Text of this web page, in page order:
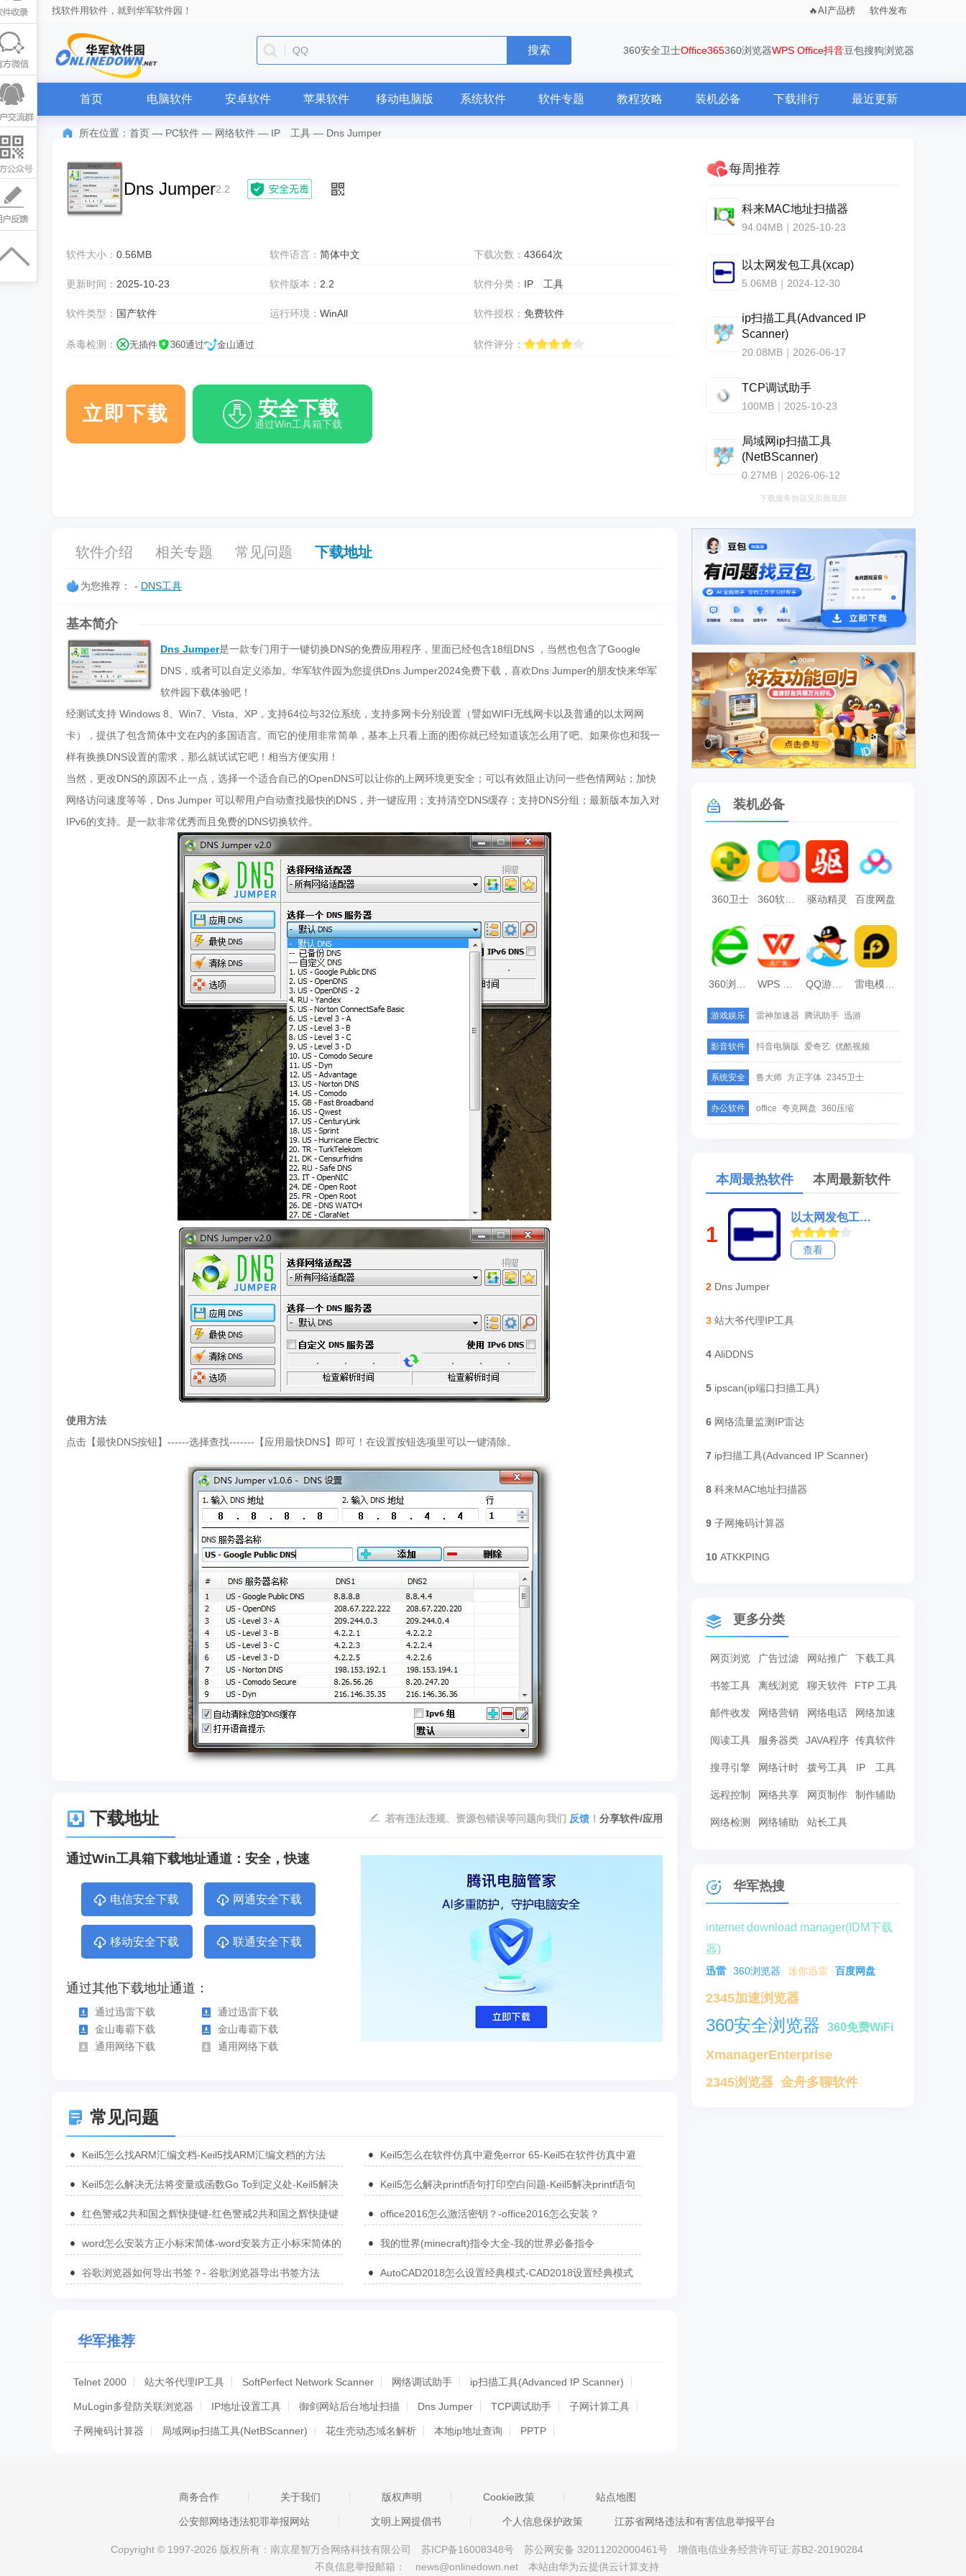
找软件用软件，就到华军软件园！ AI产品榜 软件发布
QQ 搜索 360安全卫士Office365360浏览器WPS Office抖音豆包搜狗浏览器
首页 电脑软件 安卓软件 苹果软件 移动电脑版 系统软件 软件专题 教程攻略 装机必备 下载排行 最近更新
所在位置： 首页 — PC软件 — 网络软件 — IP 工具 — Dns Jumper
Dns Jumper2.2
软件大小： 0.56MB 软件语言：简体中文 下载次数： 43664次
更新时间： 2025-10-23 软件版本： 2.2 软件分类： IP 工具
软件类型： 国产软件 运行环境：WinAll 软件授权： 免费软件
杀毒检测： 无插件 360通过 金山通过 软件评分：
立即下载 安全下载
通过Win工具箱下载
每周推荐
科来MAC地址扫描器
94.04MB｜2025-10-23
以太网发包工具(xcap)
5.06MB｜2024-12-30
ip扫描工具(Advanced IP
Scanner)
20.08MB｜2026-06-17
TCP调试助手
100MB｜2025-10-23
局域网ip扫描工具
(NetBScanner)
0.27MB｜2026-06-12
下载服务协议见页面底部
软件介绍 相关专题 常见问题 下载地址
为您推荐： - DNS工具
基本简介
Dns Jumper是一款专门用于一键切换DNS的免费应用程序，里面已经包含18组DNS ，当然也包含了Google
DNS，或者可以自定义添加。华军软件园为您提供Dns Jumper2024免费下载，喜欢Dns Jumper的朋友快来华军
软件园下载体验吧！
经测试支持 Windows 8、Win7、Vista、XP，支持64位与32位系统，支持多网卡分别设置（譬如WIFI无线网卡以及普通的以太网网
卡），提供了包含简体中文在内的多国语言。而它的使用非常简单，基本上只看上面的图你就已经知道该怎么用了吧。如果你也和我一
样有换换DNS设置的需求，那么就试试它吧！相当方便实用！
当然，更改DNS的原因不止一点，选择一个适合自己的OpenDNS可以让你的上网环境更安全；可以有效阻止访问一些色情网站；加快
网络访问速度等等，Dns Jumper 可以帮用户自动查找最快的DNS，并一键应用；支持清空DNS缓存；支持DNS分组；最新版本加入对
IPv6的支持。是一款非常优秀而且免费的DNS切换软件。
使用方法
点击【最快DNS按钮】------选择查找-------【应用最快DNS】即可！在设置按钮选项里可以一键清除。
下载地址 分享软件/应用
若有违法违规、资源包错误等问题向我们 反馈 ！
通过Win工具箱下载地址通道：安全，快速
电信安全下载 网通安全下载
移动安全下载 联通安全下载
通过其他下载地址通道：
通过迅雷下载
通过迅雷下载
金山毒霸下载
金山毒霸下载
通用网络下载
通用网络下载
常见问题
Keil5怎么找ARM汇编文档-Keil5找ARM汇编文档的方法
Keil5怎么在软件仿真中避免error 65-Keil5在软件仿真中避
Keil5怎么解决无法将变量或函数Go To到定义处-Keil5解决
Keil5怎么解决printf语句打印空白问题-Keil5解决printf语句
红色警戒2共和国之辉快捷键-红色警戒2共和国之辉快捷键
office2016怎么激活密钥？-office2016怎么安装？
word怎么安装方正小标宋简体-word安装方正小标宋简体的
我的世界(minecraft)指令大全-我的世界必备指令
谷歌浏览器如何导出书签？- 谷歌浏览器导出书签方法
AutoCAD2018怎么设置经典模式-CAD2018设置经典模式
华军推荐
Telnet 2000 站大爷代理IP工具 SoftPerfect Network Scanner 网络调试助手 ip扫描工具(Advanced IP Scanner)
MuLogin多登防关联浏览器 IP地址设置工具 御剑网站后台地址扫描 Dns Jumper TCP调试助手 子网计算工具
子网掩码计算器 局域网ip扫描工具(NetBScanner) 花生壳动态域名解析 本地ip地址查询 PPTP
ping检测工具(Friendly Pinger) SuperScan ATKKPING 批量IP查询 Winsock专家(抓包工具)
鑫河IP自动更换器 一键设置DNS Socket Client Tester Massscan Best Trace HiDiscovery
AliDDNS IP Setting Tool Whois查询 IP对讲机设备扫描配置工具 低调点扫描器 DNS优选工具
广告
广告
装机必备
360卫士 360软件管家 驱动精灵 百度网盘
雷电模拟器
游戏娱乐 雷神加速器 腾讯助手 迅游
影音软件 抖音电脑版 爱奇艺 优酷视频
系统安全 鲁大师 方正字体 2345卫士
办公软件 office 夸克网盘 360压缩
本周最热软件 本周最新软件
1
以太网发包工具(xcap)
查看
2 Dns Jumper
3 站大爷代理IP工具
4 AliDDNS
5 ipscan(ip端口扫描工具)
6 网络流量监测IP雷达
7 ip扫描工具(Advanced IP Scanner)
8 科来MAC地址扫描器
9 子网掩码计算器
10 ATKKPING
更多分类
网页浏览 广告过滤 网站推广 下载工具
书签工具 离线浏览 聊天软件 FTP 工具
邮件收发 网络营销 网络电话 网络加速
阅读工具 服务器类 JAVA程序 传真软件
搜寻引擎 网络计时 拨号工具 IP 工具
远程控制 网络共享 网页制作 制作辅助
网络检测 网络辅助 站长工具
华军热搜
internet download manager(IDM下载
器)
迅雷 360浏览器 迷你迅雷 百度网盘
2345加速浏览器
360安全浏览器 360免费WiFi
XmanagerEnterprise
2345浏览器 金舟多聊软件
商务合作 关于我们 版权声明 Cookie政策 站点地图
公安部网络违法犯罪举报网站 文明上网提倡书 个人信息保护政策 江苏省网络违法和有害信息举报平台
Copyright © 1997-2026 版权所有：南京星智万合网络科技有限公司 苏ICP备16008348号 苏公网安备 32011202000461号
增值电信业务经营许可证:苏B2-20190284
不良信息举报邮箱：
news@onlinedown.net 本站由华为云提供云计算支持